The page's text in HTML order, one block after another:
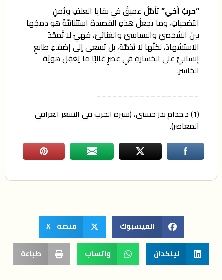
“حربُ أخي”تأمُّلٌ عميقٌ في بقايا العنفِ وثمنِ
التضحياتِ، وما يجعلُ هذهِ القصيدةَ استثنائيَّةً هو دمجُها
بينَ الشخصيِّ والسياسيِّ والغنائيِّ، فهيَ لا تُمجِّدُ
الاستشهادَ، لكنَّها لا تَذمُّهُ، بل تسعى إلى إضفاءِ طابعٍ
إنسانيٍّ على الخسارةِ في عصرٍ غالبًا ما يُغفِل هويَّة
الخاسر.
___________________
(1) د.حذام بدر حسني، (سيرة الحرب في الشعر العراقي
المعاصر).
الفيسبوك
منصة X
لينكدان
واتساب طباعة